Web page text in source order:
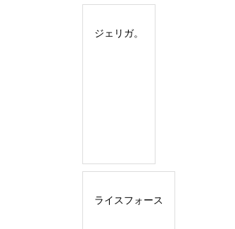
ジェリガ。
ライスフォース